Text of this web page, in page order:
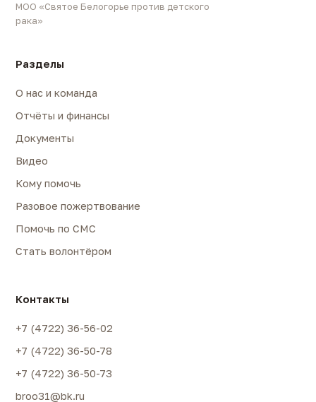
МОО «Святое Белогорье против детского
рака»
Разделы
О нас и команда
Отчёты и финансы
Документы
Видео
Кому помочь
Разовое пожертвование
Помочь по СМС
Стать волонтёром
Контакты
+7 (4722) 36-56-02
+7 (4722) 36-50-78
+7 (4722) 36-50-73
broo31@bk.ru